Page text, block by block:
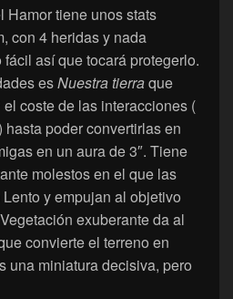
Hamor tiene unos stats
con 4 heridas y nada
así que tocará protegerlo.
esNuestra tierraque
coste de las interacciones (
poder convertirlas en
en un aura de 3″. Tiene
molestos en el que las
y empujan al objetivo
exuberante da al
convierte el terreno en
una miniatura decisiva, pero